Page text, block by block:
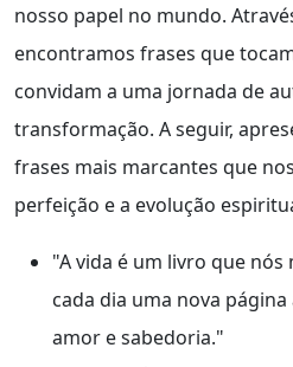
nosso papel no mundo.
encontramos frases que
convidam a uma jornada de
transformação. A seguir,
frases mais marcantes que
perfeição e a evolução
"A vida é um livro que nós
cada dia uma nova
amor e sabedoria."